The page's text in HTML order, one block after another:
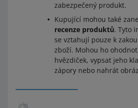
zabezpečený produkt.
Kupující mohou také
recenze produktů. Tyto
se vztahují pouze k
zboží. Mohou ho
hvězdiček, vypsat jeho
zápory nebo nahrát